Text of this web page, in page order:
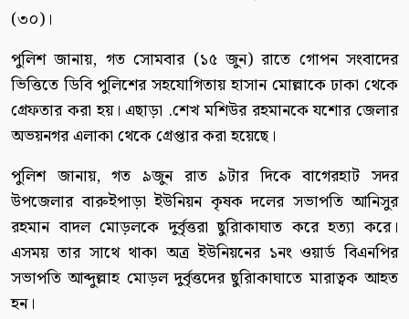
(৩০)।
পুলিশ জানায়, গত সোমবার (১৫ জুন) রাতে গোপন সংবাদের
ভিত্তিতে ডিবি পুলিশের সহযোগিতায় হাসান মোল্লাকে ঢাকা থেকে
গ্রেফতার করা হয়। এছাড়া .শেখ মশিউর রহমানকে যশোর জেলার
অভয়নগর এলাকা থেকে গ্রেপ্তার করা হয়েছে।
পুলিশ জানায়, গত ৯জুন রাত ৯টার দিকে বাগেরহাট সদর
উপজেলার বারুইপাড়া ইউনিয়ন কৃষক দলের সভাপতি আনিসুর
রহমান বাদল মোড়লকে দুর্বৃত্তরা ছুরিাকাঘাত করে হত্যা করে।
এসময় তার সাথে থাকা অত্র ইউনিয়নের ১নং ওয়ার্ড বিএনপির
সভাপতি আব্দুল্লাহ মোড়ল দুর্বৃত্তদের ছুরিাকাঘাতে মারাত্বক আহত
হন।